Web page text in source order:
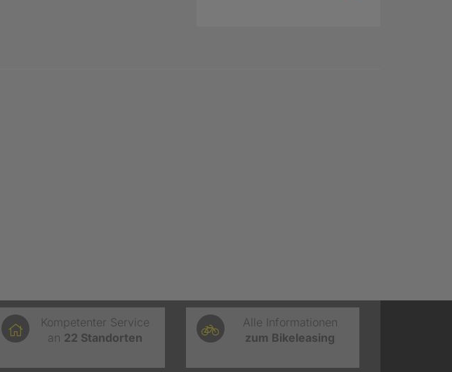
Kompetenter Service
an 22 Standorten
Alle Informationen
zum Bikeleasing